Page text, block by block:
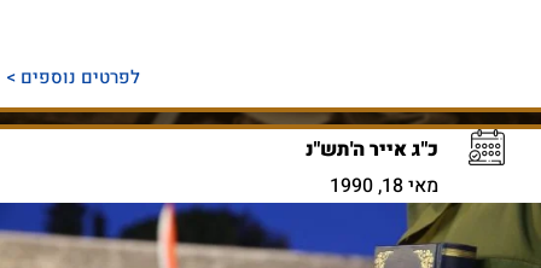
לפרטים נוספים >
כ"ג אייר ה'תש"נ
מאי 18, 1990